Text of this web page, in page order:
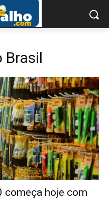
Brasil
começa hoje com